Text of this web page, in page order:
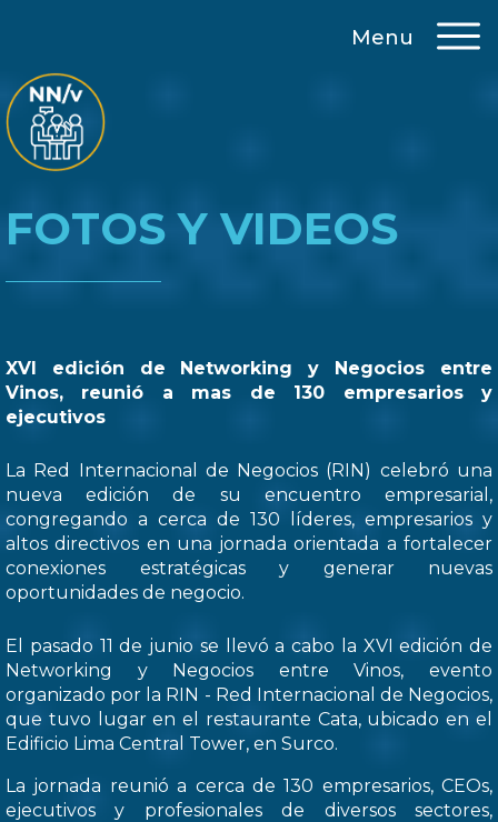
Menu
FOTOS Y VIDEOS
XVI edición de Networking y Negocios entre
Vinos, reunió a mas de 130 empresarios y
ejecutivos
La Red Internacional de Negocios (RIN) celebró una
nueva edición de su encuentro empresarial,
congregando a cerca de 130 líderes, empresarios y
altos directivos en una jornada orientada a fortalecer
conexiones estratégicas y generar nuevas
oportunidades de negocio.
El pasado 11 de junio se llevó a cabo la XVI edición de
Networking y Negocios entre Vinos, evento
organizado por la RIN - Red Internacional de Negocios,
que tuvo lugar en el restaurante Cata, ubicado en el
Edificio Lima Central Tower, en Surco.
La jornada reunió a cerca de 130 empresarios, CEOs,
ejecutivos y profesionales de diversos sectores,